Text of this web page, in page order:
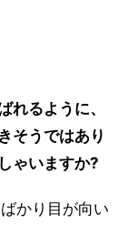
るように、
そうではあり
ゃいますか?
かり目が向い